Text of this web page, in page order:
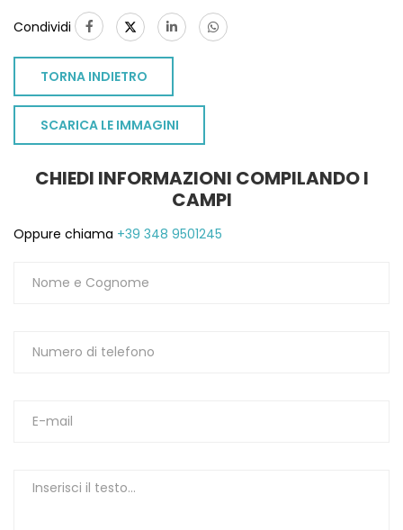
Condividi
TORNA INDIETRO
SCARICA LE IMMAGINI
CHIEDI INFORMAZIONI COMPILANDO I
CAMPI
Oppure chiama +39 348 9501245